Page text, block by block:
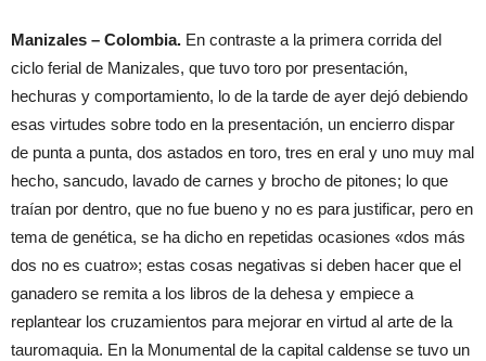
Manizales – Colombia. En contraste a la primera corrida del
ciclo ferial de Manizales, que tuvo toro por presentación,
hechuras y comportamiento, lo de la tarde de ayer dejó debiendo
esas virtudes sobre todo en la presentación, un encierro dispar
de punta a punta, dos astados en toro, tres en eral y uno muy mal
hecho, sancudo, lavado de carnes y brocho de pitones; lo que
traían por dentro, que no fue bueno y no es para justificar, pero en
tema de genética, se ha dicho en repetidas ocasiones «dos más
dos no es cuatro»; estas cosas negativas si deben hacer que el
ganadero se remita a los libros de la dehesa y empiece a
replantear los cruzamientos para mejorar en virtud al arte de la
tauromaquia. En la Monumental de la capital caldense se tuvo un